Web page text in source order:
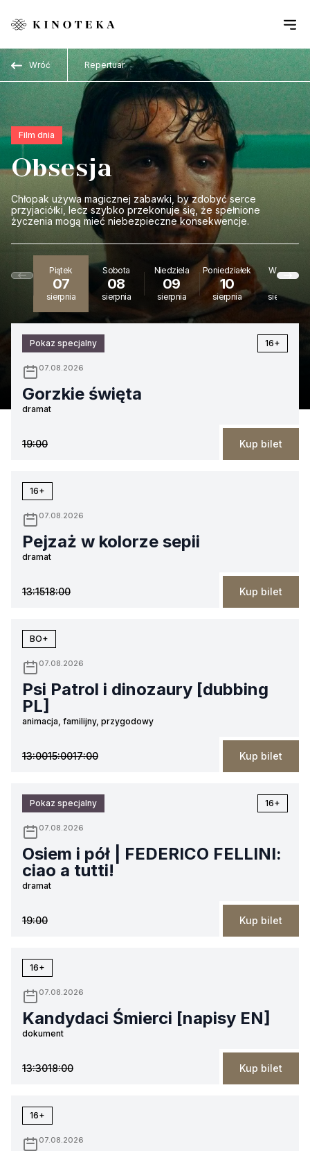
Wróć Repertuar
Film dnia
Obsesja
Chłopak używa magicznej zabawki, by zdobyć serce
przyjaciółki, lecz szybko przekonuje się, że spełnione
życzenia mogą mieć niebezpieczne konsekwencje.
Piątek
07
sierpnia
Sobota
08
sierpnia
Niedziela
09
sierpnia
Poniedziałek
10
sierpnia
Wtorek
11
sierpnia
Pokaz specjalny 16+
07.08.2026
Gorzkie święta
dramat
19:00 Kup bilet
16+
07.08.2026
Pejzaż w kolorze sepii
dramat
13:1518:00 Kup bilet
BO+
07.08.2026
Psi Patrol i dinozaury [dubbing
PL]
animacja, familijny, przygodowy
13:0015:0017:00 Kup bilet
Pokaz specjalny 16+
07.08.2026
Osiem i pół | FEDERICO FELLINI:
ciao a tutti!
dramat
19:00 Kup bilet
16+
07.08.2026
Kandydaci Śmierci [napisy EN]
dokument
13:3018:00 Kup bilet
16+
07.08.2026